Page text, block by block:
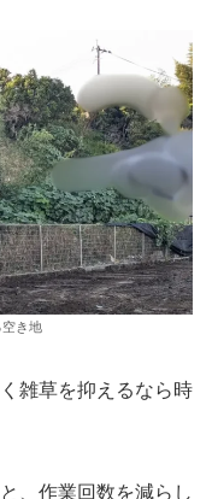
き地
雑草を抑えるなら時
、作業回数を減らし